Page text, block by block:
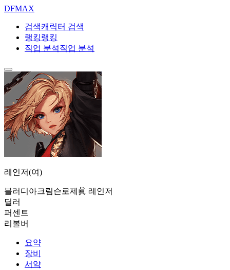
DFMAX
검색캐릭터 검색
랭킹랭킹
직업 분석직업 분석
레인저(여)
블러디아크림슨로제 眞 레인저
딜러
퍼센트
리볼버
요약
장비
서약